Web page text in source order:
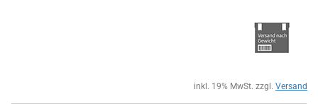
inkl. 19% MwSt. zzgl. Versand